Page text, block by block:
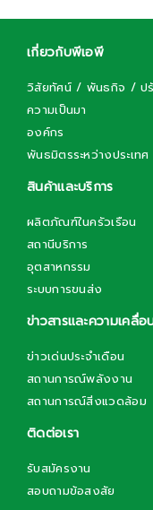
เกี่ยวกับพีเอพี
วิสัยทัศน์ / พันธกิจ / ป
ความเป็นมา
องค์กร
พันธมิตรระหว่างประเทศ
สินค้าและบริการ
ผลิตภัณฑ์ในครัวเรือน
สถานีบริการ
อุตสาหกรรม
ระบบการขนส่ง
ข่าวสารและความเคลื่อ
ข่าวเด่นประจำเดือน
สถานการณ์พลังงาน
สถานการณ์สิ่งแวดล้อม
ติดต่อเรา
รับสมัครงาน
สอบถามข้อสงสัย